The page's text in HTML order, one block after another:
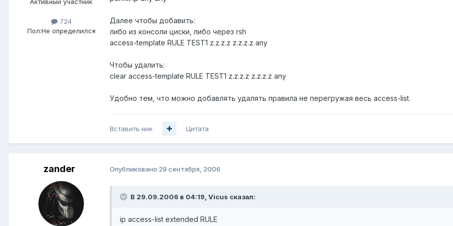
724
Пол:Не определился
Далее чтобы добавить:
либо из консоли циски, либо через rsh
access-template RULE TEST1 z.z.z.z z.z.z.z any
Чтобы удалить:
clear access-template RULE TEST1 z.z.z.z z.z.z.z any
Удобно тем, что можно добавлять удалять правила не перегружая весь access-list.
Вставить ник Цитата
zander Опубликовано 29 сентября, 2006
В 29.09.2006 в 04:19, Vicus сказал:
ip access-list extended RULE